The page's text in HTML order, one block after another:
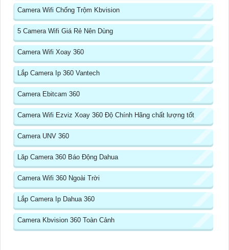
Camera Wifi Chống Trộm Kbvision
5 Camera Wifi Giá Rẻ Nên Dùng
Camera Wifi Xoay 360
Lắp Camera Ip 360 Vantech
Camera Ebitcam 360
Camera Wifi Ezviz Xoay 360 Độ Chính Hãng chất lượng tốt
Camera UNV 360
Lăp Camera 360 Báo Động Dahua
Camera Wifi 360 Ngoài Trời
Lắp Camera Ip Dahua 360
Camera Kbvision 360 Toàn Cảnh